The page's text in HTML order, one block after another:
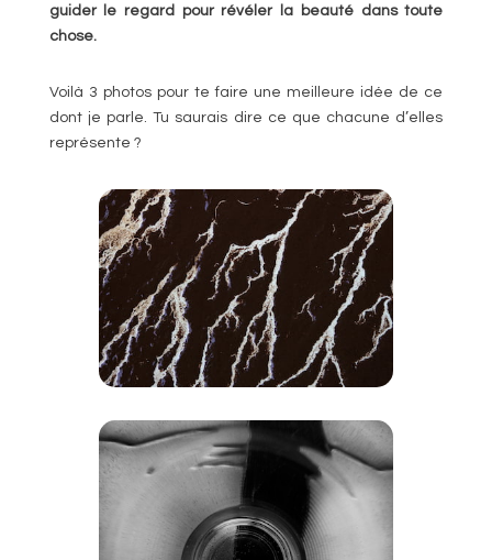
guider le regard pour révéler la beauté dans toute
chose.
Voilà 3 photos pour te faire une meilleure idée de ce
dont je parle. Tu saurais dire ce que chacune d’elles
représente ?